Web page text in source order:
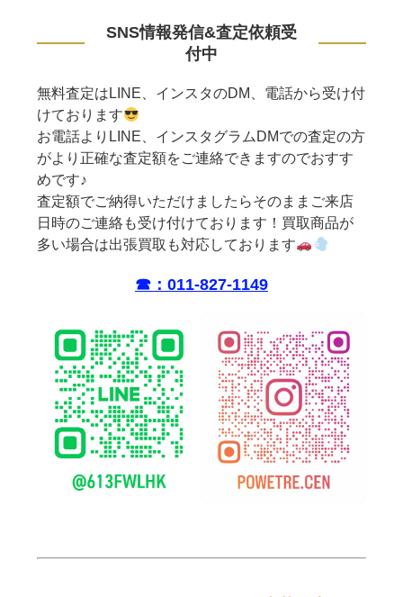
SNS情報発信&査定依頼受
付中
無料査定はLINE、インスタのDM、電話から受け付
けております
お電話よりLINE、インスタグラムDMでの査定の方
がより正確な査定額をご連絡できますのでおすす
めです♪
査定額でご納得いただけましたらそのままご来店
日時のご連絡も受け付けております！買取商品が
多い場合は出張買取も対応しております
☎︎：011-827-1149